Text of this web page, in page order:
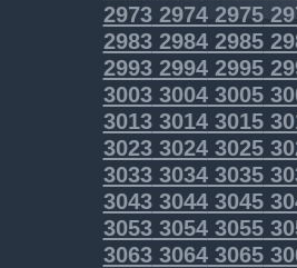
297329742975
298329842985
299329942995
300330043005
301330143015
302330243025
303330343035
304330443045
305330543055
306330643065